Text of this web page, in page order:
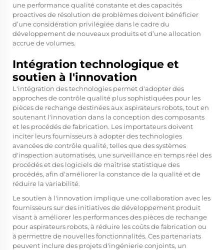
une performance qualité constante et des capacités
proactives de résolution de problèmes doivent bénéficier
d’une considération privilégiée dans le cadre du
développement de nouveaux produits et d’une allocation
accrue de volumes.
Intégration technologique et
soutien à l'innovation
L'intégration des technologies permet d'adopter des
approches de contrôle qualité plus sophistiquées pour les
pièces de rechange destinées aux aspirateurs robots, tout en
soutenant l'innovation dans la conception des composants
et les procédés de fabrication. Les importateurs doivent
inciter leurs fournisseurs à adopter des technologies
avancées de contrôle qualité, telles que des systèmes
d'inspection automatisés, une surveillance en temps réel des
procédés et des logiciels de maîtrise statistique des
procédés, afin d'améliorer la constance de la qualité et de
réduire la variabilité.
Le soutien à l'innovation implique une collaboration avec les
fournisseurs sur des initiatives de développement produit
visant à améliorer les performances des pièces de rechange
pour aspirateurs robots, à réduire les coûts de fabrication ou
à permettre de nouvelles fonctionnalités. Ces partenariats
peuvent inclure des projets d'ingénierie conjoints, un